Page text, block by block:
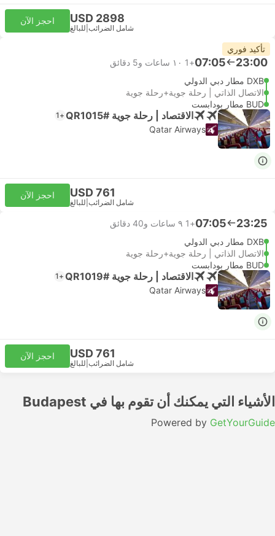
USD 2898
شامل الضرائب للبالغ
احجز الآن
تأكيد فوري
23:00
07:05
+1
١٠ ساعات و‫5 دقائق
DXB مطار دبي الدولي
الاتصال الذاتي | رحلة جوية+رحلة جوية
BUD مطار بودابست
الاقتصاد | رحلة جوية #QR1015 +1
Qatar Airways
USD 761
شامل الضرائب للبالغ
احجز الآن
23:25
07:05
+1
٩ ساعات و‫40 دقائق
DXB مطار دبي الدولي
الاتصال الذاتي | رحلة جوية+رحلة جوية
BUD مطار بودابست
الاقتصاد | رحلة جوية #QR1019 +1
Qatar Airways
USD 761
شامل الضرائب للبالغ
احجز الآن
الأشياء التي يمكنك أن تقوم بها في Budapest
Powered by GetYourGuide